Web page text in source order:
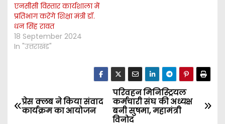
एनसीसी विस्तार कार्यशाला में
प्रतिभाग करेंगे शिक्षा मंत्री डॉ.
धन सिंह रावत
18 September 2024
In "उत्तराखंड"
P
परिवहन मिनिस्ट्रियल
कर्मचारी संघ की अध्यक्ष
बनी सुषमा, महामंत्री
विनोद
प्रेस क्लब ने किया संवाद
कार्यक्रम का आयोजन